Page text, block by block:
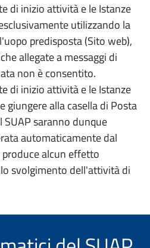
di inizio attività e le Istanze
utilizzando la
predisposta (Sito web),
allegate a messaggi di
non è consentito.
di inizio attività e le Istanze
giungere alla casella di Posta
saranno dunque
automaticamente dal
alcun effetto
svolgimento dell'attività di